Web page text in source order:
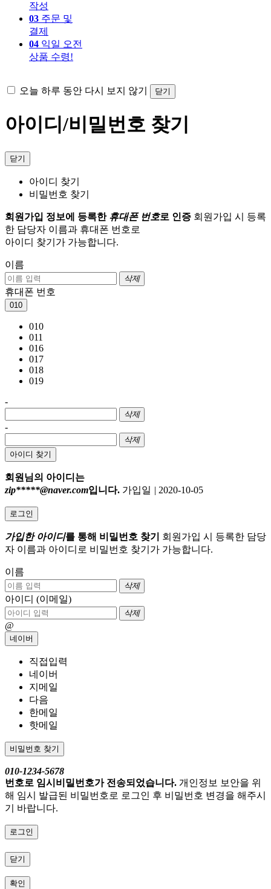
작성
03 주문 및
결제
04 익일 오전
상품 수령!
오늘 하루 동안 다시 보지 않기 닫기
아이디/비밀번호 찾기
닫기
아이디 찾기
비밀번호 찾기
회원가입 정보에 등록한 휴대폰 번호로 인증 회원가입 시 등록
한 담당자 이름과 휴대폰 번호로
아이디 찾기가 가능합니다.
이름
삭제
휴대폰 번호
010
010
011
016
017
018
019
-
삭제
-
삭제
아이디 찾기
회원님의 아이디는
zip*****@naver.com입니다. 가입일 | 2020-10-05
로그인
가입한 아이디를 통해 비밀번호 찾기
회원가입 시 등록한 담당
자 이름과 아이디로 비밀번호 찾기가 가능합니다.
이름
삭제
아이디 (이메일)
삭제
@
네이버
직접입력
네이버
지메일
다음
한메일
핫메일
비밀번호 찾기
010-1234-5678
번호로 임시비밀번호가 전송되었습니다. 개인정보 보안을 위
해 임시 발급된 비밀번호로 로그인 후 비밀번호 변경을 해주시
기 바랍니다.
로그인
닫기
확인